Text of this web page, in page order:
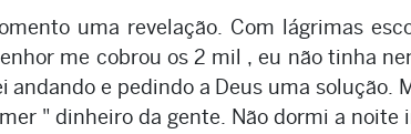
uma revelação. Com lágrimas
me cobrou os 2 mil , eu não tinha
andando e pedindo a Deus uma solução.
" dinheiro da gente. Não dormi a